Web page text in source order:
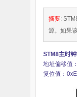
摘要:
源。如果
STM8主时
地址偏移值
复位值：